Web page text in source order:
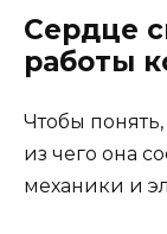
Сердце
работы
Чтобы
из чего она
механики и